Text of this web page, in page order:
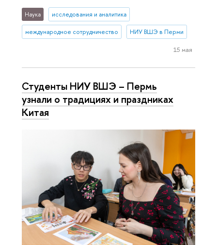
Наука исследования и аналитика
международное сотрудничество НИУ ВШЭ в Перми
15 мая
Студенты НИУ ВШЭ – Пермь
узнали о традициях и праздниках
Китая